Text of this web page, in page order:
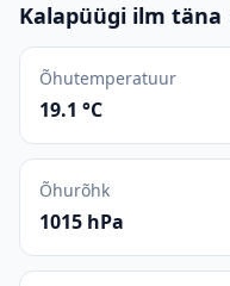
Kalapüügi ilm täna
Õhutemperatuur
19.1 °C
Õhurõhk
1015 hPa